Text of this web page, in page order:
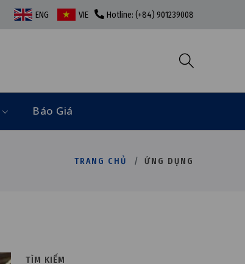
ENG VIE Hotline: (+84) 901239008
Báo Giá
TRANG CHỦ ỨNG DỤNG
TÌM KIẾM